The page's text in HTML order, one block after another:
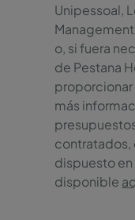
Unipessoal,
o, si fuera
de Pestana
más
contratados,
dispuesto
disponible